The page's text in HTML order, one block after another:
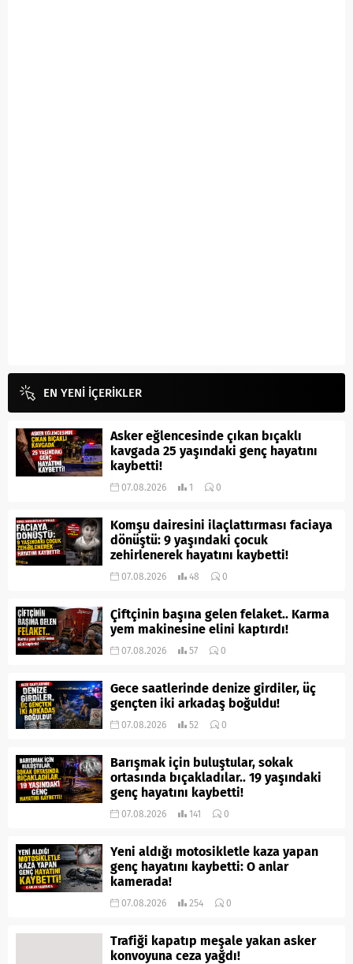
EN YENİ İÇERİKLER
Asker eğlencesinde çıkan bıçaklı
kavgada 25 yaşındaki genç hayatını
kaybetti!
07.08.2026 1 0
Komşu dairesini ilaçlattırması faciaya
dönüştü: 9 yaşındaki çocuk
zehirlenerek hayatını kaybetti!
07.08.2026 48 0
Çiftçinin başına gelen felaket.. Karma
yem makinesine elini kaptırdı!
07.08.2026 57 0
Gece saatlerinde denize girdiler, üç
gençten iki arkadaş boğuldu!
07.08.2026 52 0
Barışmak için buluştular, sokak
ortasında bıçakladılar.. 19 yaşındaki
genç hayatını kaybetti!
07.08.2026 141 0
Yeni aldığı motosikletle kaza yapan
genç hayatını kaybetti: O anlar
kamerada!
07.08.2026 254 0
Trafiği kapatıp meşale yakan asker
konvoyuna ceza yağdı!